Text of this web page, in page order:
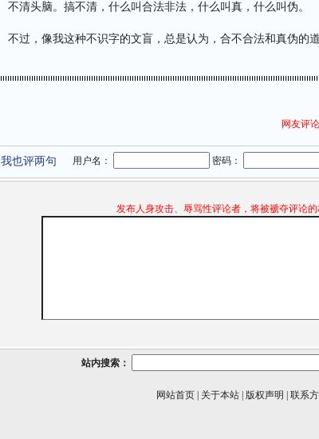
不清头脑。搞不清，什么叫合法非法，什么叫真，什么叫伪。
不过，像我这种不识字的文盲，总是认为，合不合法和真伪的
网友评
我也评两句 用户名： 密码：
发布人身攻击、辱骂性评论者，将被褫夺评论的
站内搜索：
网站首页 关于本站 版权声明 联系